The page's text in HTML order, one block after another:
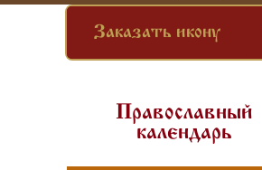
Заказать икону
Православный
календарь